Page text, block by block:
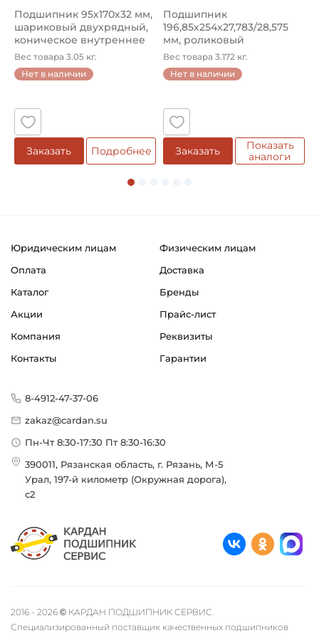
Подшипник 95х170х32 мм,
шариковый двухрядный,
коническое внутреннее
кол...
Вес товара 3.05 кг.
Нет в наличии
Заказать Подробнее
Подшипник
196,85х254х27,783/28,575
мм, роликовый
однорядный конический
...
Вес товара 3.172 кг.
Нет в наличии
Заказать
Показать
аналоги
Юридическим лицам
Физическим лицам
Оплата
Доставка
Каталог
Бренды
Акции
Прайс-лист
Компания
Реквизиты
Контакты
Гарантии
8-4912-47-37-06
zakaz@cardan.su
Пн-Чт 8:30-17:30 Пт 8:30-16:30
390011, Рязанская область, г. Рязань, М-5
Урал, 197-й километр (Окружная дорога),
с2
2016 - 2026 © КАРДАН ПОДШИПНИК СЕРВИС.
Специализированный поставщик качественных подшипников